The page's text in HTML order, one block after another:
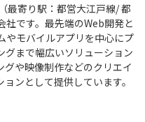
最寄り駅：都営大江戸線/ 都
です。最先端のWeb開発と
やモバイルアプリを中心にプ
グまで幅広いソリューション
や映像制作などのクリエイ
ンとして提供しています。